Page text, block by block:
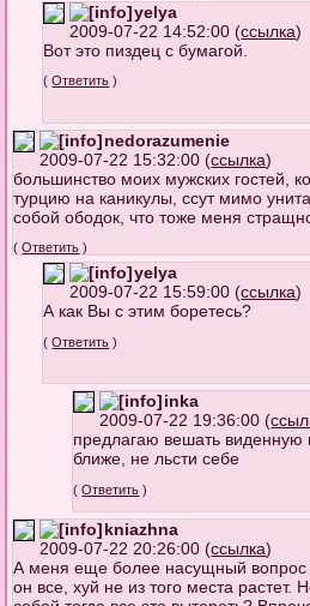
yelya
2009-07-22 14:52:00 (ссылка)
Вот это пиздец с бумагой.
(Ответить )
nedorazumenie
2009-07-22 15:32:00 (ссылка)
большинство моих мужских гостей,
турцию на каникулы, ссут мимо
собой ободок, что тоже меня
(Ответить )
yelya
2009-07-22 15:59:00 (ссылка)
А как Вы с этим боретесь?
(Ответить )
inka
2009-07-22 19:36:00 (
предлагаю вешать виденную
ближе, не льсти себе
(Ответить )
kniazhna
2009-07-22 20:26:00 (ссылка)
А меня еще более насущный вопрос
он все, хуй не из того места растет.